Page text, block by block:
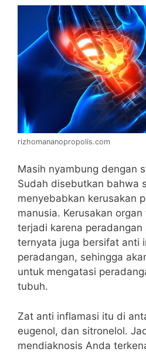
rizhomananopropolis.com
Masih nyambung dengan
Sudah disebutkan bahwa
menyebabkan kerusakan
manusia. Kerusakan
terjadi karena peradangan
ternyata juga bersifat anti
peradangan, sehingga
untuk mengatasi
tubuh.
Zat anti inflamasi itu di
eugenol, dan sitronelol.
mendiaknosis Anda